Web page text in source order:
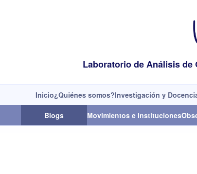
Laboratorio de Análisis de
Inicio¿Quiénes somos?Investigación y
Blogs Movimientos e instituciones